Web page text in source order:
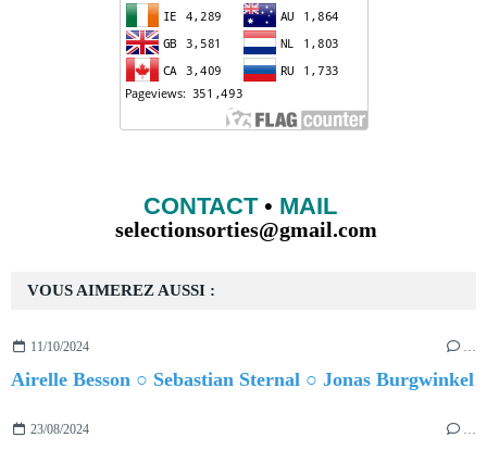
VOUS AIMEREZ AUSSI :
11/10/2024 …
Airelle Besson ○ Sebastian Sternal ○ Jonas Burgwinkel
23/08/2024 …
CONTACT• MAIL
selectionsorties@gmail.com